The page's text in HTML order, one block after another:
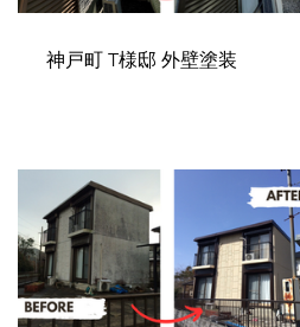
神戸町 T様邸 外壁塗装